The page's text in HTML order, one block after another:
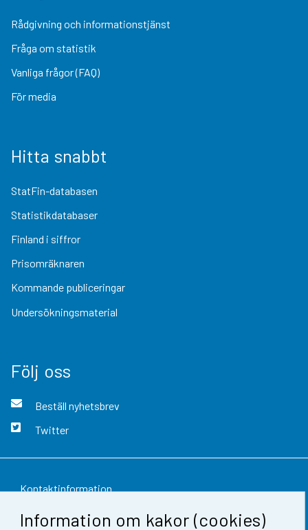
Information om kakor (cookies)
Rådgivning och informationstjänst
Fråga om statistik
Vanliga frågor (FAQ)
För media
Hitta snabbt
StatFin-databasen
Statistikdatabaser
Finland i siffror
Prisomräknaren
Kommande publiceringar
Undersökningsmaterial
Följ oss
Beställ nyhetsbrev
Twitter
Kontaktinformation
Respons